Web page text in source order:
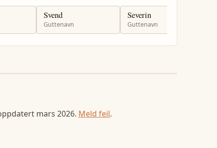
Svend
Guttenavn
Severin
Guttenavn
mars 2026. Meld feil.